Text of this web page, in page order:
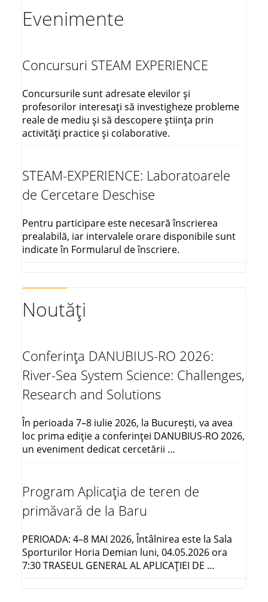
spectrometria
(MOBSPEC)"
Evenimente
Concursuri STEAM EXPERIENCE
Concursurile sunt adresate elevilor și
profesorilor interesați să investigheze probleme
reale de mediu și să descopere știința prin
activități practice și colaborative.
STEAM-EXPERIENCE: Laboratoarele
de Cercetare Deschise
Pentru participare este necesară înscrierea
prealabilă, iar intervalele orare disponibile sunt
indicate în Formularul de înscriere.
Noutăți
Conferința DANUBIUS-RO 2026:
River-Sea System Science: Challenges,
Research and Solutions
În perioada 7–8 iulie 2026, la București, va avea
loc prima ediție a conferinței DANUBIUS-RO 2026,
un eveniment dedicat cercetării …
Program Aplicația de teren de
primăvară de la Baru
PERIOADA: 4–8 MAI 2026, Întâlnirea este la Sala
Sporturilor Horia Demian luni, 04.05.2026 ora
7:30 TRASEUL GENERAL AL APLICAŢIEI DE …